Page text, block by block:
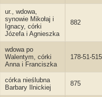
ur., wdowa,
synowie Mikołaj i
Ignacy, córki
Józefa i Agnieszka
882
wdowa po
Walentym, córki
Anna i Franciszka
178-51-515
córka nieślubna
Barbary Ilnickiej
875